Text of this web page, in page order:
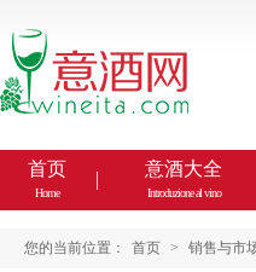
首页
Home
意酒大全
Introduzione al vino
您的当前位置： 首页 > 销售与市